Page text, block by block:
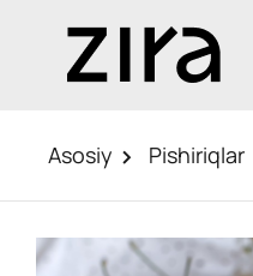
Asosiy Pishiriqlar